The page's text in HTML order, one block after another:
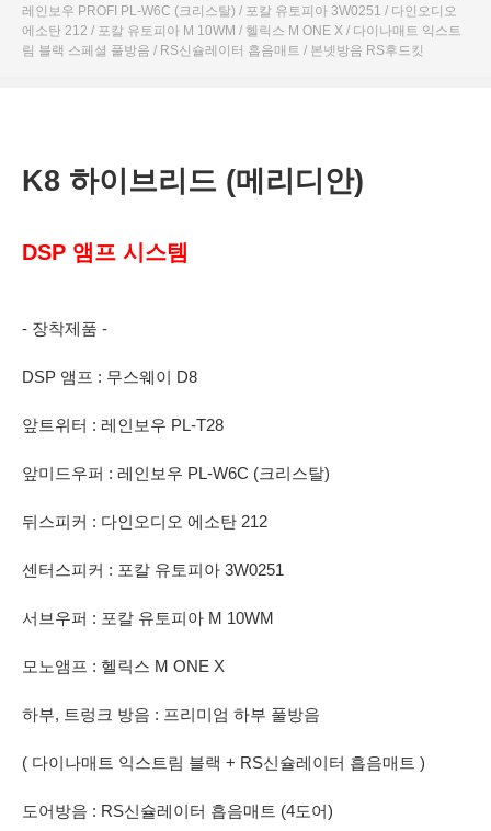
레인보우 PROFI PL-W6C (크리스탈) / 포칼 유토피아 3W0251 / 다인오디오
에소탄 212 / 포칼 유토피아 M 10WM / 헬릭스 M ONE X / 다이나매트 익스트
림 블랙 스페셜 풀방음 / RS신슐레이터 흡음매트 / 본넷방음 RS후드킷
K8 하이브리드 (메리디안)
DSP 앰프 시스템
- 장착제품 -
DSP 앰프 : 무스웨이 D8
앞트위터 : 레인보우 PL-T28
앞미드우퍼 : 레인보우 PL-W6C (크리스탈)
뒤스피커 : 다인오디오 에소탄 212
센터스피커 : 포칼 유토피아 3W0251
서브우퍼 : 포칼 유토피아 M 10WM
모노앰프 : 헬릭스 M ONE X
하부, 트렁크 방음 : 프리미엄 하부 풀방음
( 다이나매트 익스트림 블랙 + RS신슐레이터 흡음매트 )
도어방음 : RS신슐레이터 흡음매트 (4도어)